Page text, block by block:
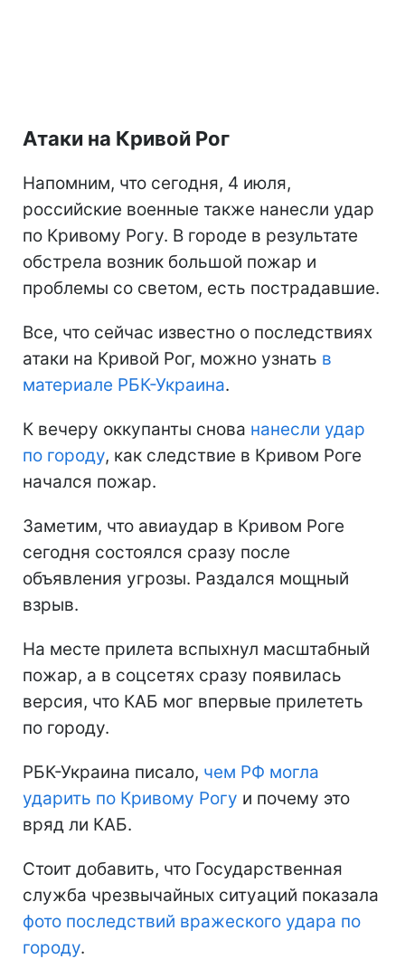
Атаки на Кривой Рог
Напомним, что сегодня, 4 июля,
российские военные также нанесли удар
по Кривому Рогу. В городе в результате
обстрела возник большой пожар и
проблемы со светом, есть пострадавшие.
Все, что сейчас известно о последствиях
атаки на Кривой Рог, можно узнать в
материале РБК-Украина.
К вечеру оккупанты снова нанесли удар
по городу, как следствие в Кривом Роге
начался пожар.
Заметим, что авиаудар в Кривом Роге
сегодня состоялся сразу после
объявления угрозы. Раздался мощный
взрыв.
На месте прилета вспыхнул масштабный
пожар, а в соцсетях сразу появилась
версия, что КАБ мог впервые прилететь
по городу.
РБК-Украина писало, чем РФ могла
ударить по Кривому Рогу и почему это
вряд ли КАБ.
Стоит добавить, что Государственная
служба чрезвычайных ситуаций показала
фото последствий вражеского удара по
городу.